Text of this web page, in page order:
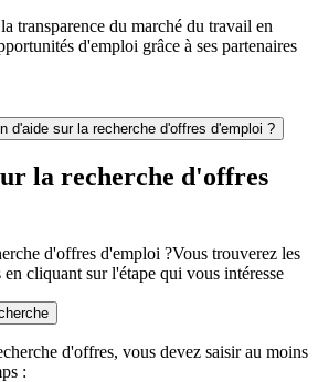
transparence du marché du travail en
d'emploi grâce à ses partenaires
d'aide sur la recherche d'offres d'emploi ?
la recherche d'offres
d'offres d'emploi ?Vous trouverez les
cliquant sur l'étape qui vous intéresse
d'offres, vous devez saisir au moins
: